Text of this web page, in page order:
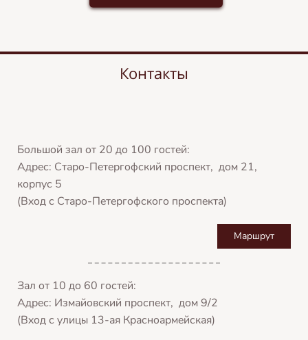
Контакты
Большой зал от 20 до 100 гостей:
Адрес: Старо-Петергофский проспект, дом 21,
корпус 5
(Вход с Старо-Петергофского проспекта)
Маршрут
Зал от 10 до 60 гостей:
Адрес: Измайовский проспект, дом 9/2
(Вход с улицы 13-ая Красноармейская)